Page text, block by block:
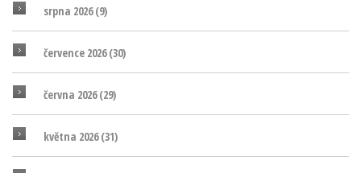
srpna 2026(9)
července 2026(30)
června 2026(29)
května 2026(31)